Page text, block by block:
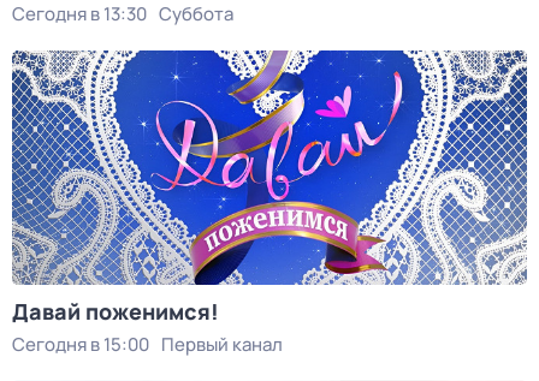
Сегодня в 13:30 Суббота
Давай поженимся!
Сегодня в 15:00 Первый канал